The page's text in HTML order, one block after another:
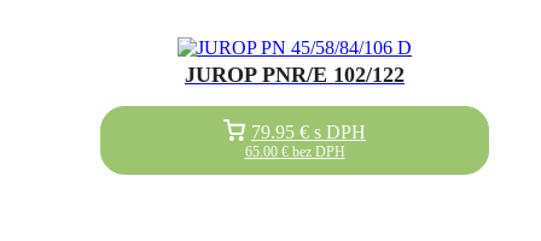
JUROP PNR/E 102/122
79.95 € s DPH
65.00 €bez DPH